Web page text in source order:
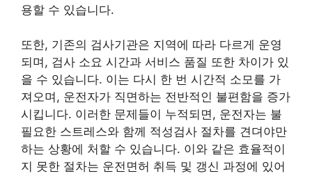
용할 수 있습니다.
또한, 기존의 검사기관은 지역에 따라 다르게 운영
되며, 검사 소요 시간과 서비스 품질 또한 차이가 있
을 수 있습니다. 이는 다시 한 번 시간적 소모를 가
져오며, 운전자가 직면하는 전반적인 불편함을 증가
시킵니다. 이러한 문제들이 누적되면, 운전자는 불
필요한 스트레스와 함께 적성검사 절차를 견뎌야만
하는 상황에 처할 수 있습니다. 이와 같은 효율적이
지 못한 절차는 운전면허 취득 및 갱신 과정에 있어